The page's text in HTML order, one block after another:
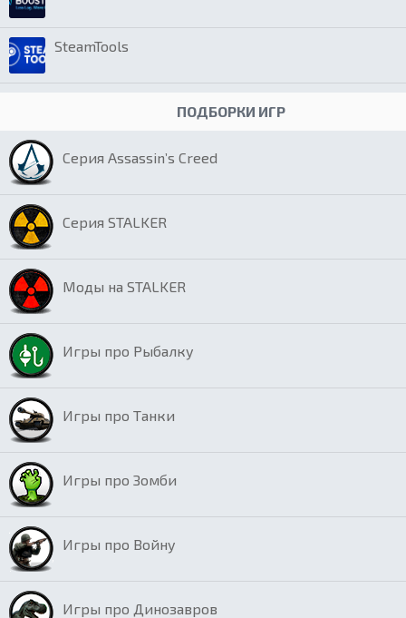
SteamTools
ПОДБОРКИ ИГР
Серия Assassin’s Creed
Серия STALKER
Моды на STALKER
Игры про Рыбалку
Игры про Танки
Игры про Зомби
Игры про Войну
Игры про Динозавров